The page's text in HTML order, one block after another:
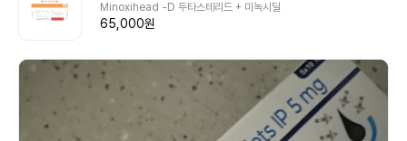
Minoxihead -D 두타스테리드 + 미녹시딜
65,000원